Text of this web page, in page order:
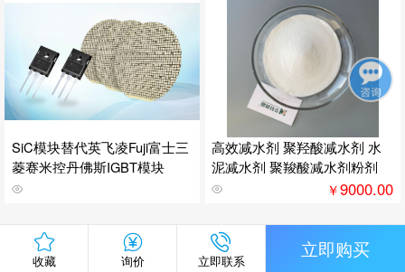
SiC模块替代英飞凌Fuji富士三
菱赛米控丹佛斯IGBT模块
高效减水剂 聚羟酸减水剂 水
泥减水剂 聚羧酸减水剂粉剂
￥9000.00
收藏 询价 立即联系
立即购买